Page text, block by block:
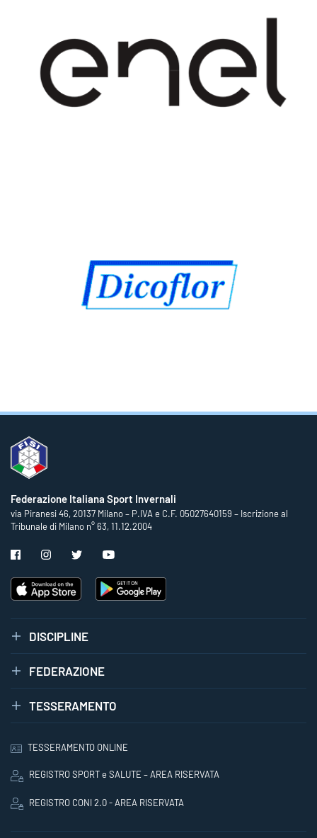
Federazione Italiana Sport Invernali
via Piranesi 46, 20137 Milano – P.IVA e C.F. 05027640159 – Iscrizione al
Tribunale di Milano n° 63, 11.12.2004
DISCIPLINE
FEDERAZIONE
TESSERAMENTO
TESSERAMENTO ONLINE
REGISTRO SPORT e SALUTE – AREA RISERVATA
REGISTRO CONI 2.0 - AREA RISERVATA